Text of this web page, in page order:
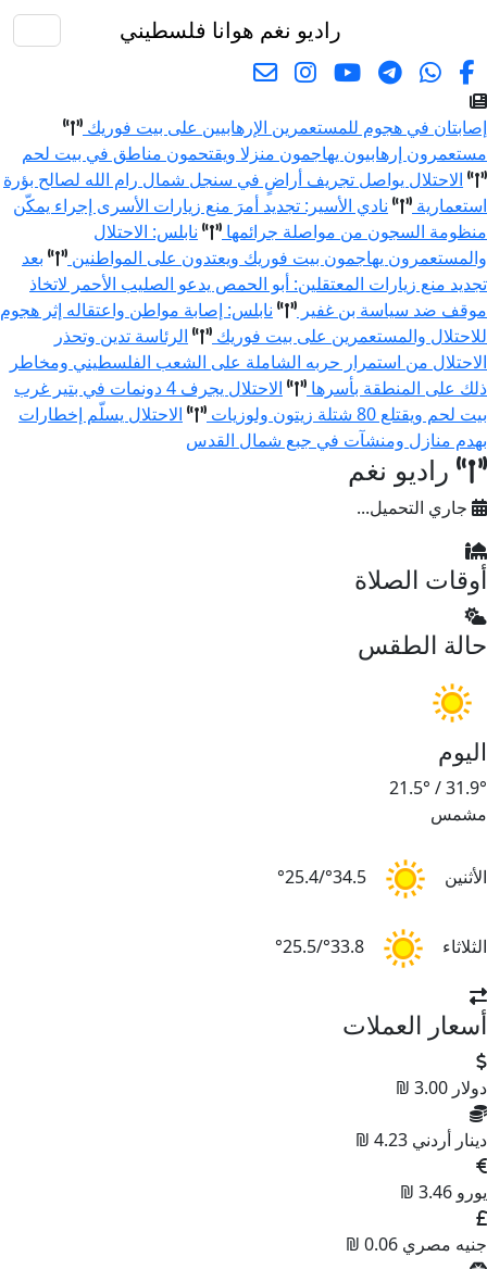
راديو نغم هوانا فلسطيني
إصابتان في هجوم للمستعمرين الإرهابيين على بيت فوريك
مستعمرون إرهابيون يهاجمون منزلا ويقتحمون مناطق في بيت لحم
الاحتلال يواصل تجريف أراضٍ في سنجل شمال رام الله لصالح بؤرة
استعمارية
نادي الأسير: تجديد أمرَ منع زيارات الأسرى إجراء يمكّن
منظومة السجون من مواصلة جرائمها
نابلس: الاحتلال
والمستعمرون يهاجمون بيت فوريك ويعتدون على المواطنين
بعد
تجديد منع زيارات المعتقلين: أبو الحمص يدعو الصليب الأحمر لاتخاذ
موقف ضد سياسة بن غفير
نابلس: إصابة مواطن واعتقاله إثر هجوم
للاحتلال والمستعمرين على بيت فوريك
الرئاسة تدين وتحذر
الاحتلال من استمرار حربه الشاملة على الشعب الفلسطيني ومخاطر
ذلك على المنطقة بأسرها
الاحتلال يجرف 4 دونمات في بتير غرب
بيت لحم ويقتلع 80 شتلة زيتون ولوزيات
الاحتلال يسلّم إخطارات
بهدم منازل ومنشآت في جبع شمال القدس
راديو نغم
جاري التحميل...
أوقات الصلاة
حالة الطقس
اليوم
31.9°
/
21.5°
مشمس
الأثنين 34.5°/25.4°
الثلاثاء 33.8°/25.5°
أسعار العملات
دولار 3.00 ₪
دينار أردني 4.23 ₪
يورو 3.46 ₪
جنيه مصري 0.06 ₪